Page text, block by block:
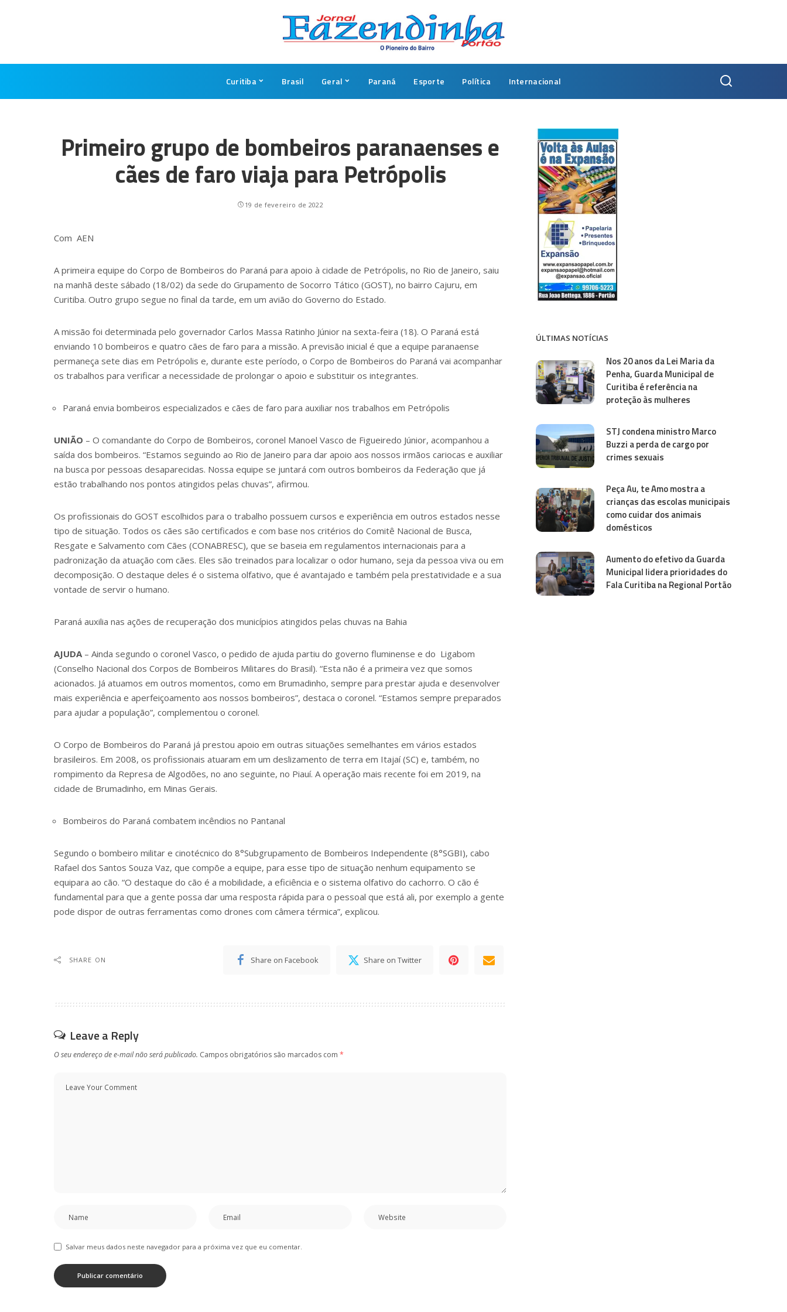
Curitiba Brasil Geral Paraná Esporte Política Internacional
Primeiro grupo de bombeiros paranaenses e
cães de faro viaja para Petrópolis
19 de fevereiro de 2022
Com AEN
A primeira equipe do Corpo de Bombeiros do Paraná para apoio à cidade de Petrópolis, no Rio de Janeiro, saiu
na manhã deste sábado (18/02) da sede do Grupamento de Socorro Tático (GOST), no bairro Cajuru, em
Curitiba. Outro grupo segue no final da tarde, em um avião do Governo do Estado.
A missão foi determinada pelo governador Carlos Massa Ratinho Júnior na sexta-feira (18). O Paraná está
enviando 10 bombeiros e quatro cães de faro para a missão. A previsão inicial é que a equipe paranaense
permaneça sete dias em Petrópolis e, durante este período, o Corpo de Bombeiros do Paraná vai acompanhar
os trabalhos para verificar a necessidade de prolongar o apoio e substituir os integrantes.
Paraná envia bombeiros especializados e cães de faro para auxiliar nos trabalhos em Petrópolis
UNIÃO – O comandante do Corpo de Bombeiros, coronel Manoel Vasco de Figueiredo Júnior, acompanhou a
saída dos bombeiros. “Estamos seguindo ao Rio de Janeiro para dar apoio aos nossos irmãos cariocas e auxiliar
na busca por pessoas desaparecidas. Nossa equipe se juntará com outros bombeiros da Federação que já
estão trabalhando nos pontos atingidos pelas chuvas”, afirmou.
Os profissionais do GOST escolhidos para o trabalho possuem cursos e experiência em outros estados nesse
tipo de situação. Todos os cães são certificados e com base nos critérios do Comitê Nacional de Busca,
Resgate e Salvamento com Cães (CONABRESC), que se baseia em regulamentos internacionais para a
padronização da atuação com cães. Eles são treinados para localizar o odor humano, seja da pessoa viva ou em
decomposição. O destaque deles é o sistema olfativo, que é avantajado e também pela prestatividade e a sua
vontade de servir o humano.
Paraná auxilia nas ações de recuperação dos municípios atingidos pelas chuvas na Bahia
AJUDA – Ainda segundo o coronel Vasco, o pedido de ajuda partiu do governo fluminense e do Ligabom
(Conselho Nacional dos Corpos de Bombeiros Militares do Brasil). “Esta não é a primeira vez que somos
acionados. Já atuamos em outros momentos, como em Brumadinho, sempre para prestar ajuda e desenvolver
mais experiência e aperfeiçoamento aos nossos bombeiros”, destaca o coronel. “Estamos sempre preparados
para ajudar a população”, complementou o coronel.
O Corpo de Bombeiros do Paraná já prestou apoio em outras situações semelhantes em vários estados
brasileiros. Em 2008, os profissionais atuaram em um deslizamento de terra em Itajaí (SC) e, também, no
rompimento da Represa de Algodões, no ano seguinte, no Piauí. A operação mais recente foi em 2019, na
cidade de Brumadinho, em Minas Gerais.
Bombeiros do Paraná combatem incêndios no Pantanal
Segundo o bombeiro militar e cinotécnico do 8°Subgrupamento de Bombeiros Independente (8°SGBI), cabo
Rafael dos Santos Souza Vaz, que compõe a equipe, para esse tipo de situação nenhum equipamento se
equipara ao cão. “O destaque do cão é a mobilidade, a eficiência e o sistema olfativo do cachorro. O cão é
fundamental para que a gente possa dar uma resposta rápida para o pessoal que está ali, por exemplo a gente
pode dispor de outras ferramentas como drones com câmera térmica”, explicou.
SHARE ON Share on Facebook Share on Twitter
Leave a Reply
O seu endereço de e-mail não será publicado. Campos obrigatórios são marcados com *
Salvar meus dados neste navegador para a próxima vez que eu comentar.
ÚLTIMAS NOTÍCIAS
Nos 20 anos da Lei Maria da
Penha, Guarda Municipal de
Curitiba é referência na
proteção às mulheres
STJ condena ministro Marco
Buzzi a perda de cargo por
crimes sexuais
Peça Au, te Amo mostra a
crianças das escolas municipais
como cuidar dos animais
domésticos
Aumento do efetivo da Guarda
Municipal lidera prioridades do
Fala Curitiba na Regional Portão